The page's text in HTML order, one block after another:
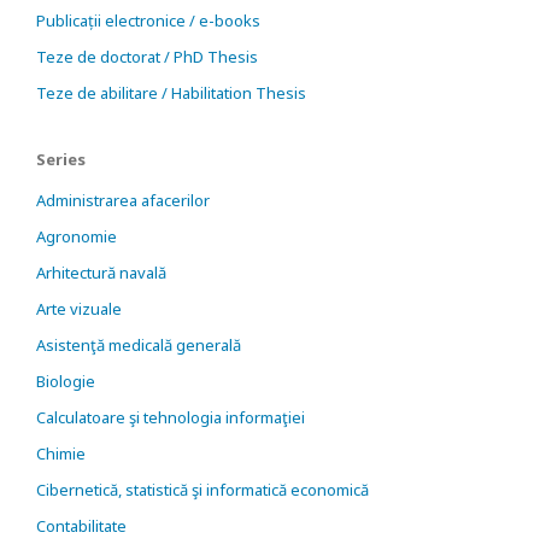
Publicații electronice / e-books
Teze de doctorat / PhD Thesis
Teze de abilitare / Habilitation Thesis
Series
Administrarea afacerilor
Agronomie
Arhitectură navală
Arte vizuale
Asistenţă medicală generală
Biologie
Calculatoare şi tehnologia informaţiei
Chimie
Cibernetică, statistică şi informatică economică
Contabilitate